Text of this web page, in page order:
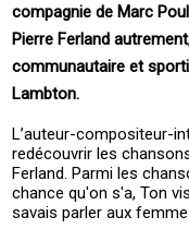
compagnie de Marc
Pierre Ferland
communautaire et
Lambton.
L’auteur-compositeur-
redécouvrir les
Ferland. Parmi les
chance qu'on s'a, Ton
savais parler aux